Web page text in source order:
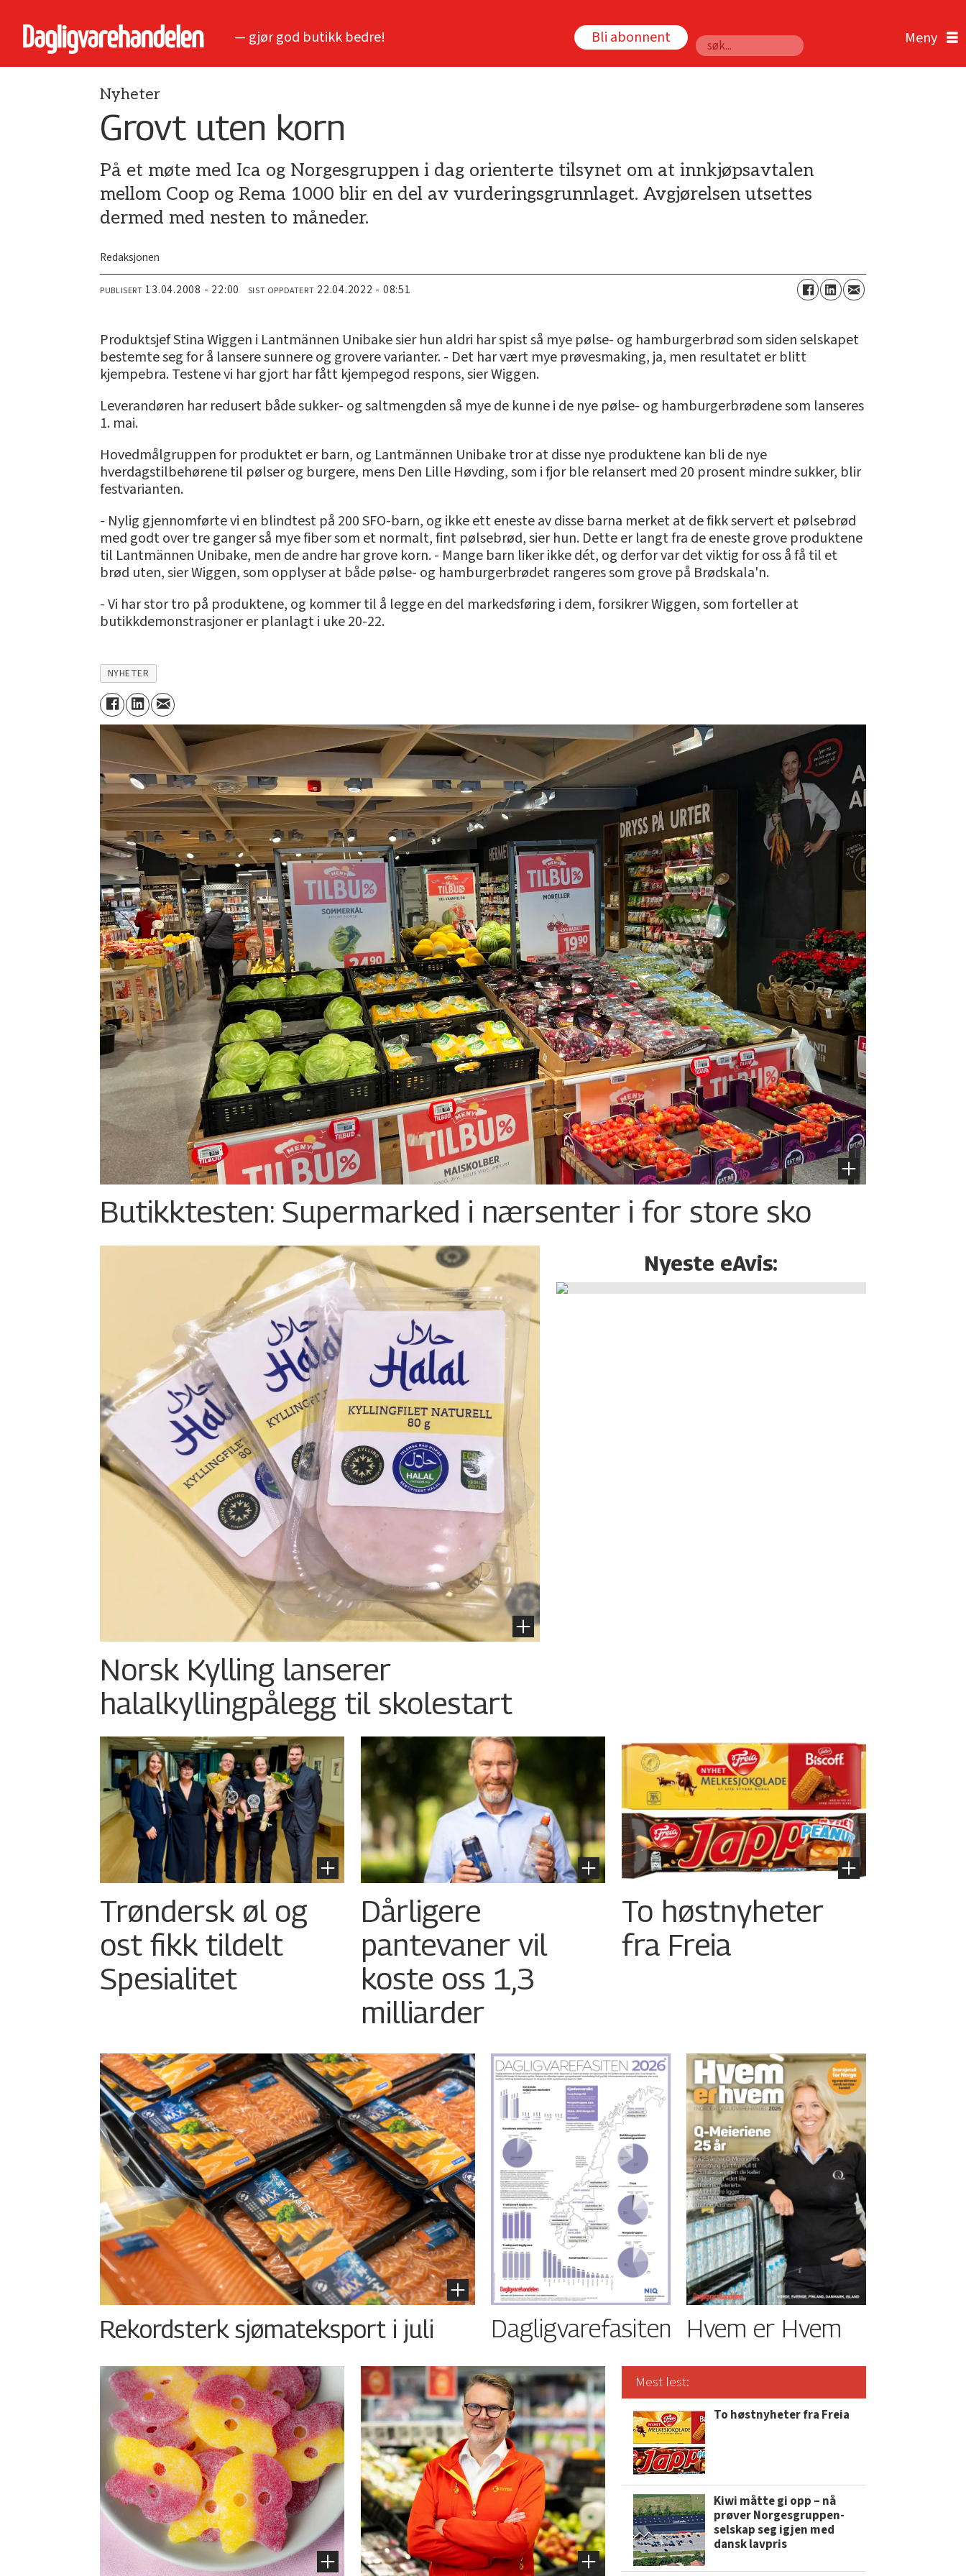
— gjør god butikk bedre! Bli abonnent
Søk
Nyheter
Grovt uten korn
På et møte med Ica og Norgesgruppen i dag orienterte tilsynet om at innkjøpsavtalen
mellom Coop og Rema 1000 blir en del av vurderingsgrunnlaget. Avgjørelsen utsettes
dermed med nesten to måneder.
Redaksjonen
PUBLISERT 13.04.2008 - 22:00 SIST OPPDATERT 22.04.2022 - 08:51
Produktsjef Stina Wiggen i Lantmännen Unibake sier hun aldri har spist så mye pølse- og hamburgerbrød som siden selskapet
bestemte seg for å lansere sunnere og grovere varianter. - Det har vært mye prøvesmaking, ja, men resultatet er blitt
kjempebra. Testene vi har gjort har fått kjempegod respons, sier Wiggen.
Leverandøren har redusert både sukker- og saltmengden så mye de kunne i de nye pølse- og hamburgerbrødene som lanseres
1. mai.
Hovedmålgruppen for produktet er barn, og Lantmännen Unibake tror at disse nye produktene kan bli de nye
hverdagstilbehørene til pølser og burgere, mens Den Lille Høvding, som i fjor ble relansert med 20 prosent mindre sukker, blir
festvarianten.
- Nylig gjennomførte vi en blindtest på 200 SFO-barn, og ikke ett eneste av disse barna merket at de fikk servert et pølsebrød
med godt over tre ganger så mye fiber som et normalt, fint pølsebrød, sier hun. Dette er langt fra de eneste grove produktene
til Lantmännen Unibake, men de andre har grove korn. - Mange barn liker ikke dét, og derfor var det viktig for oss å få til et
brød uten, sier Wiggen, som opplyser at både pølse- og hamburgerbrødet rangeres som grove på Brødskala'n.
- Vi har stor tro på produktene, og kommer til å legge en del markedsføring i dem, forsikrer Wiggen, som forteller at
butikkdemonstrasjoner er planlagt i uke 20-22.
NYHETER
Butikktesten: Supermarked i nærsenter i for store sko
Norsk Kylling lanserer
halalkylling­pålegg til skolestart
Nyeste eAvis:
Trøndersk øl og
ost fikk tildelt
Spesialitet
Dårligere
pantevaner vil
koste oss 1,3
milliarder
To høstnyheter
fra Freia
Rekordsterk sjømateksport i juli Dagligvarefasiten Hvem er Hvem
Mest lest:
To høstnyheter fra Freia
Kiwi måtte gi opp – nå
prøver Norgesgruppen-
selskap seg igjen med
dansk lavpris